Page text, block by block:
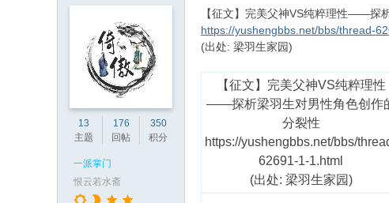
13
主题
176
回帖
350
积分
一派掌门
恨云若水斋
【征文】完美父神VS纯粹理性——探
https://yushengbbs.net/bbs/thread-
(出处: 梁羽生家园)
【征文】完美父神VS纯粹理性
——探析梁羽生对男性角色创作
分裂性
https://yushengbbs.net/bbs/
62691-1-1.html
(出处: 梁羽生家园)